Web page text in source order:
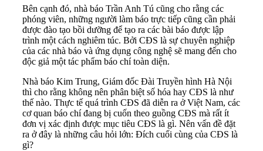
Bên cạnh đó, nhà báo Trần Anh Tú cũng cho rằng các
phóng viên, những người làm báo trực tiếp cũng cần phải
được đào tạo bồi dưỡng để tạo ra các bài báo được lập
trình một cách nghiêm túc. Bởi CĐS là sự chuyên nghiệp
của các nhà báo và ứng dụng công nghệ sẽ mang đến cho
độc giả một tác phẩm báo chí toàn diện.
Nhà báo Kim Trung, Giám đốc Đài Truyền hình Hà Nội
thì cho rằng không nên phân biệt số hóa hay CĐS là như
thế nào. Thực tế quá trình CĐS đã diễn ra ở Việt Nam, các
cơ quan báo chí đang bị cuốn theo guồng CĐS mà rất ít
đơn vị xác định được mục tiêu CĐS là gì. Nên vấn đề đặt
ra ở đây là những câu hỏi lớn: Đích cuối cùng của CĐS là
gì?